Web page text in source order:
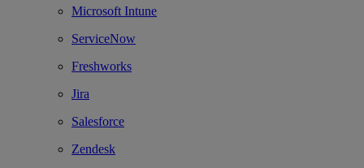
Microsoft Intune
ServiceNow
Freshworks
Jira
Salesforce
Zendesk